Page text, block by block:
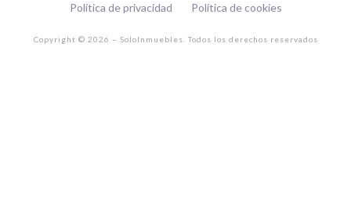
m
Copyright © 2026 – SoloInmuebles. Todos los derechos reservados
Política de privacidad Política de cookies